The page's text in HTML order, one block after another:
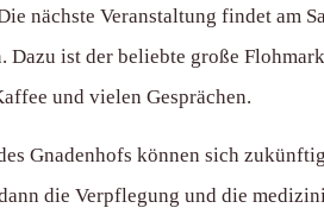
nächste Veranstaltung findet am
ist der beliebte große
und vielen Gesprächen.
Gnadenhofs können sich
die Verpflegung und die